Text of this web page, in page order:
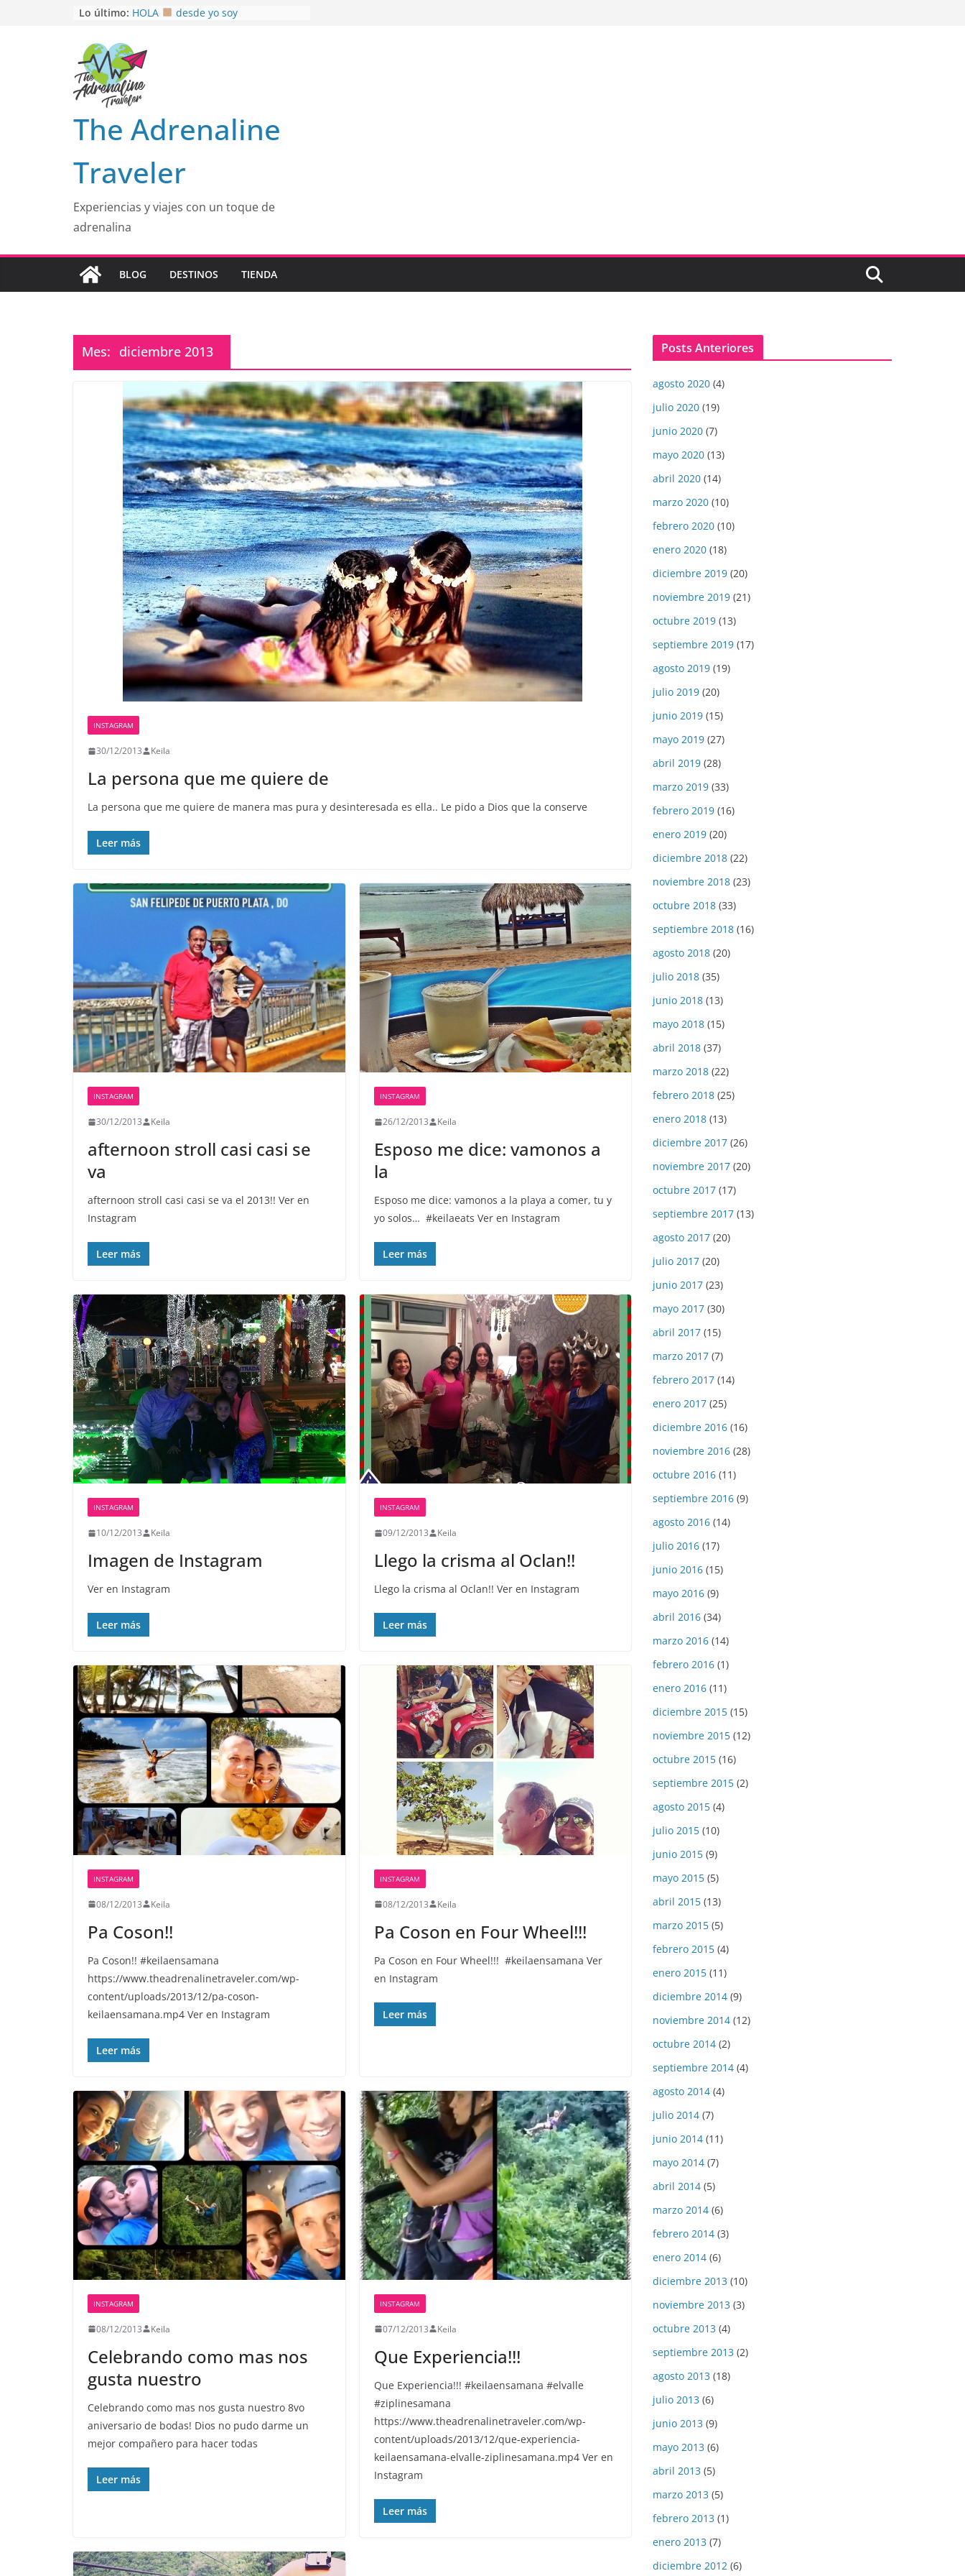
Lo último: HOLA
desde yo soy
EL SENDERO DEL CACAO: Excelente
opción
HOSPEDAJE AL NATURALSHH !!
En
MULITO!
The Adrenaline
Traveler
Experiencias y viajes con un toque de
adrenalina
BLOG DESTINOS TIENDA
Mes: diciembre 2013
INSTAGRAM
30/12/2013 Keila
La persona que me quiere de
La persona que me quiere de manera mas pura y desinteresada es ella.. Le pido a Dios que la conserve
Leer más
INSTAGRAM
30/12/2013 Keila
afternoon stroll casi casi se
va
afternoon stroll casi casi se va el 2013!! Ver en
Instagram
Leer más
INSTAGRAM
26/12/2013 Keila
Esposo me dice: vamonos a
la
Esposo me dice: vamonos a la playa a comer, tu y
yo solos… ️ #keilaeats Ver en Instagram
Leer más
INSTAGRAM
10/12/2013 Keila
Imagen de Instagram
Ver en Instagram
Leer más
INSTAGRAM
09/12/2013 Keila
Llego la crisma al Oclan!!
Llego la crisma al Oclan!! Ver en Instagram
Leer más
INSTAGRAM
08/12/2013 Keila
Pa Coson!!
Pa Coson!! #keilaensamana
https://www.theadrenalinetraveler.com/wp-
content/uploads/2013/12/pa-coson-
keilaensamana.mp4 Ver en Instagram
Leer más
INSTAGRAM
08/12/2013 Keila
Pa Coson en Four Wheel!!! ️
Pa Coson en Four Wheel!!! ️ #keilaensamana Ver
en Instagram
Leer más
INSTAGRAM
08/12/2013 Keila
Celebrando como mas nos
gusta nuestro
Celebrando como mas nos gusta nuestro 8vo
aniversario de bodas! Dios no pudo darme un
mejor compañero para hacer todas
Leer más
INSTAGRAM
07/12/2013 Keila
Que Experiencia!!!
Que Experiencia!!! #keilaensamana #elvalle
#ziplinesamana
https://www.theadrenalinetraveler.com/wp-
content/uploads/2013/12/que-experiencia-
keilaensamana-elvalle-ziplinesamana.mp4 Ver en
Instagram
Leer más
Posts Anteriores
agosto 2020 (4)
julio 2020 (19)
junio 2020 (7)
mayo 2020 (13)
abril 2020 (14)
marzo 2020 (10)
febrero 2020 (10)
enero 2020 (18)
diciembre 2019 (20)
noviembre 2019 (21)
octubre 2019 (13)
septiembre 2019 (17)
agosto 2019 (19)
julio 2019 (20)
junio 2019 (15)
mayo 2019 (27)
abril 2019 (28)
marzo 2019 (33)
febrero 2019 (16)
enero 2019 (20)
diciembre 2018 (22)
noviembre 2018 (23)
octubre 2018 (33)
septiembre 2018 (16)
agosto 2018 (20)
julio 2018 (35)
junio 2018 (13)
mayo 2018 (15)
abril 2018 (37)
marzo 2018 (22)
febrero 2018 (25)
enero 2018 (13)
diciembre 2017 (26)
noviembre 2017 (20)
octubre 2017 (17)
septiembre 2017 (13)
agosto 2017 (20)
julio 2017 (20)
junio 2017 (23)
mayo 2017 (30)
abril 2017 (15)
marzo 2017 (7)
febrero 2017 (14)
enero 2017 (25)
diciembre 2016 (16)
noviembre 2016 (28)
octubre 2016 (11)
septiembre 2016 (9)
agosto 2016 (14)
julio 2016 (17)
junio 2016 (15)
mayo 2016 (9)
abril 2016 (34)
marzo 2016 (14)
febrero 2016 (1)
enero 2016 (11)
diciembre 2015 (15)
noviembre 2015 (12)
octubre 2015 (16)
septiembre 2015 (2)
agosto 2015 (4)
julio 2015 (10)
junio 2015 (9)
mayo 2015 (5)
abril 2015 (13)
marzo 2015 (5)
febrero 2015 (4)
enero 2015 (11)
diciembre 2014 (9)
noviembre 2014 (12)
octubre 2014 (2)
septiembre 2014 (4)
agosto 2014 (4)
julio 2014 (7)
junio 2014 (11)
mayo 2014 (7)
abril 2014 (5)
marzo 2014 (6)
febrero 2014 (3)
enero 2014 (6)
diciembre 2013 (10)
noviembre 2013 (3)
octubre 2013 (4)
septiembre 2013 (2)
agosto 2013 (18)
julio 2013 (6)
junio 2013 (9)
mayo 2013 (6)
abril 2013 (5)
marzo 2013 (5)
febrero 2013 (1)
enero 2013 (7)
diciembre 2012 (6)